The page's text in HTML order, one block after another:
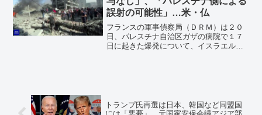
続けてきた実績がある。「マスク氏の強
さは、本人が自分の成功を確信している
ということです。失敗の可能性を考えな
いし、空気も全く読まない。自分の頭の
中でいけると判断したらとにかくい
く。」
誤射の可能性」…米・仏
フランスの軍事偵察局（ＤＲＭ）は２０
日、パレスチナ自治区ガザの病院で１７
日に起きた爆発について、イスラエル軍
トランプ氏再選は日本、韓国など同盟国